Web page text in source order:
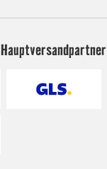
Hauptversandpartner